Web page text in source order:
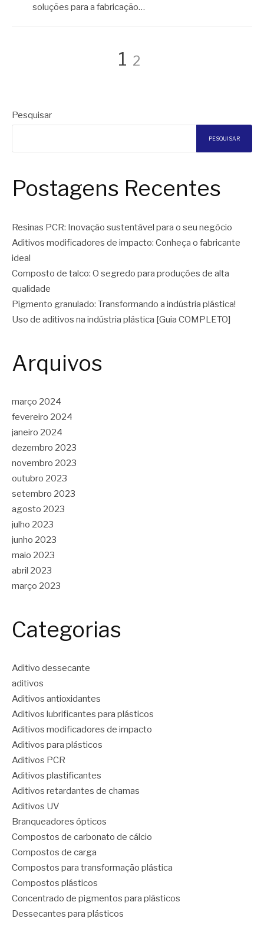
soluções para a fabricação…
Paginação
de
Página
1 Página
2
Pesquisar
PESQUISAR
Postagens Recentes
Resinas PCR: Inovação sustentável para o seu negócio
Aditivos modificadores de impacto: Conheça o fabricante
ideal
Composto de talco: O segredo para produções de alta
qualidade
Pigmento granulado: Transformando a indústria plástica!
Uso de aditivos na indústria plástica [Guia COMPLETO]
Arquivos
março 2024
fevereiro 2024
janeiro 2024
dezembro 2023
novembro 2023
outubro 2023
setembro 2023
agosto 2023
julho 2023
junho 2023
maio 2023
abril 2023
março 2023
Categorias
Aditivo dessecante
aditivos
Aditivos antioxidantes
Aditivos lubrificantes para plásticos
Aditivos modificadores de impacto
Aditivos para plásticos
Aditivos PCR
Aditivos plastificantes
Aditivos retardantes de chamas
Aditivos UV
Branqueadores ópticos
Compostos de carbonato de cálcio
Compostos de carga
Compostos para transformação plástica
Compostos plásticos
Concentrado de pigmentos para plásticos
Dessecantes para plásticos